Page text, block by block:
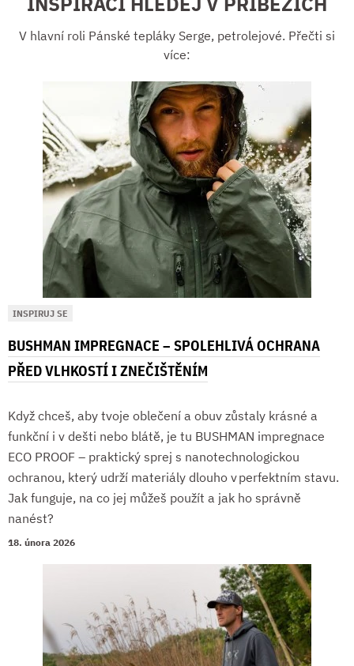
V hlavní roli Pánské tepláky Serge, petrolejové. Přečti si
více:
INSPIRUJ SE
BUSHMAN IMPREGNACE – SPOLEHLIVÁ OCHRANA
PŘED VLHKOSTÍ I ZNEČIŠTĚNÍM
Když chceš, aby tvoje oblečení a obuv zůstaly krásné a
funkční i v dešti nebo blátě, je tu BUSHMAN impregnace
ECO PROOF – praktický sprej s nanotechnologickou
ochranou, který udrží materiály dlouho v perfektním stavu.
Jak funguje, na co jej můžeš použít a jak ho správně
nanést?
18. února 2026